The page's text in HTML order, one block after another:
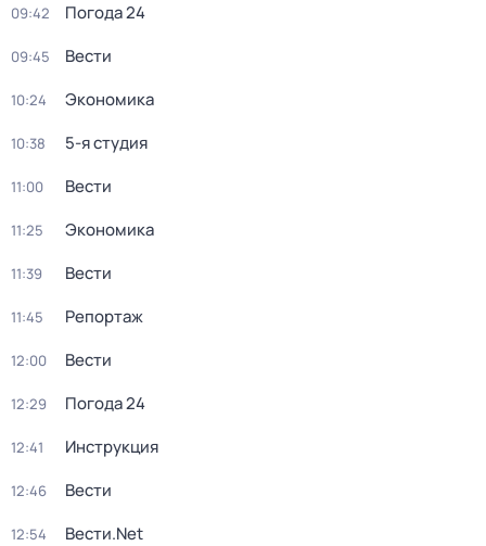
09:42 Погода 24
09:45 Вести
10:24 Экономика
10:38 5-я студия
11:00 Вести
11:25 Экономика
11:39 Вести
11:45 Репортаж
12:00 Вести
12:29 Погода 24
12:41 Инструкция
12:46 Вести
12:54 Вести.Net